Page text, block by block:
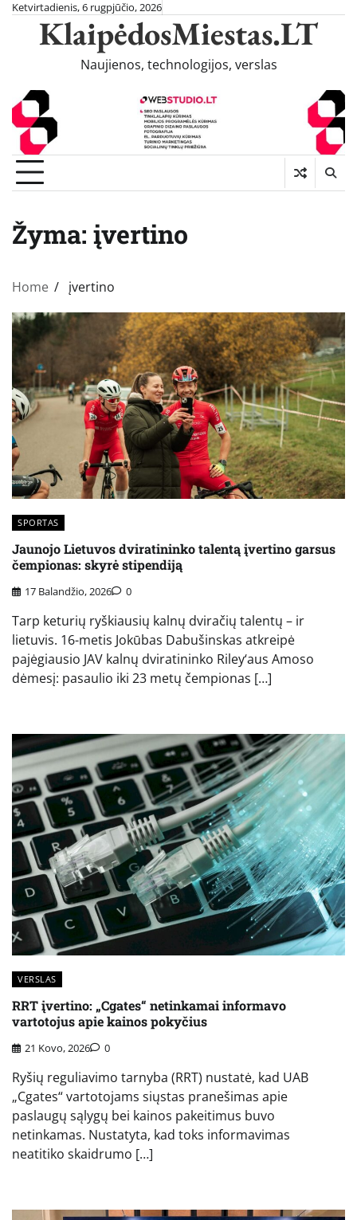
Skip
content
Ketvirtadienis, 6 rugpjūčio, 2026
KlaipėdosMiestas.LT
Naujienos, technologijos, verslas
Žyma: įvertino
Home įvertino
SPORTAS
Jaunojo Lietuvos dviratininko talentą įvertino garsus
čempionas: skyrė stipendiją
17 Balandžio, 2026 0
Tarp keturių ryškiausių kalnų dviračių talentų – ir
lietuvis. 16-metis Jokūbas Dabušinskas atkreipė
pajėgiausio JAV kalnų dviratininko Riley‘aus Amoso
dėmesį: pasaulio iki 23 metų čempionas […]
VERSLAS
RRT įvertino: „Cgates“ netinkamai informavo
vartotojus apie kainos pokyčius
21 Kovo, 2026 0
Ryšių reguliavimo tarnyba (RRT) nustatė, kad UAB
„Cgates“ vartotojams siųstas pranešimas apie
paslaugų sąlygų bei kainos pakeitimus buvo
netinkamas. Nustatyta, kad toks informavimas
neatitiko skaidrumo […]